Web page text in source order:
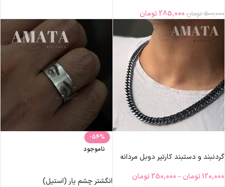
500,000 تومان 285,000 تومان
گردنبند و دستبند کارتیر دوبل مردانه
120,000 تومان–
250,000 تومان
-54%
ناموجود
انگشتر چشم یار (استیل)